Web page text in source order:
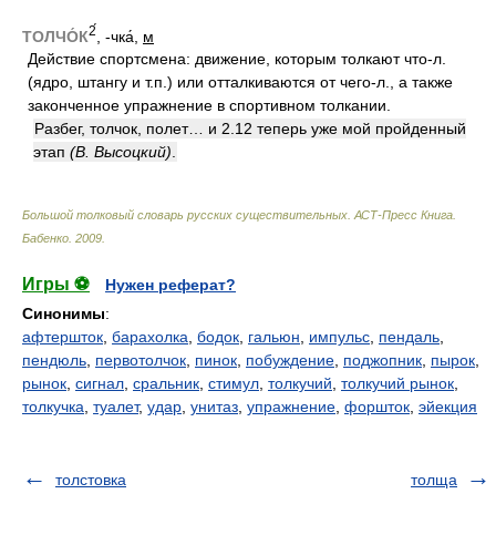
ТОЛЧО́К2́ , -чка́, м
Действие спортсмена: движение, которым толкают что-л.
(ядро, штангу и т.п.) или отталкиваются от чего-л., а также
законченное упражнение в спортивном толкании.
Разбег, толчок, полет… и 2.12 теперь уже мой пройденный
этап (В. Высоцкий).
Большой толковый словарь русских существительных. АСТ-Пресс Книга
Бабенко 2009
Игры ⚽
Нужен реферат?
Синонимы:
афтершток, барахолка, бодок, гальюн, импульс, пендаль,
пендюль, первотолчок, пинок, побуждение, поджопник, пырок,
рынок, сигнал, сральник, стимул, толкучий, толкучий рынок,
толкучка, туалет, удар, унитаз, упражнение, форшток, эйекция
толстовка толща